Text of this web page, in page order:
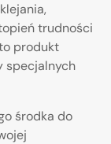
trudności
produkt
specjalnych
środka do